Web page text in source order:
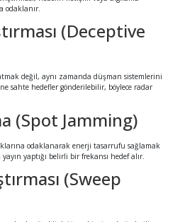
odaklanır.
(Deceptive
değil, aynı zamanda düşman sistemlerini
sahte hedefler gönderilebilir, böylece radar
(Spot Jamming)
odaklanarak enerji tasarrufu sağlamak
yaptığı belirli bir frekansı hedef alır.
(Sweep